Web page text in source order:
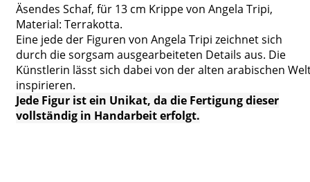
Äsendes Schaf, für 13 cm Krippe von Angela Tripi,
Material: Terrakotta.
Eine jede der Figuren von Angela Tripi zeichnet sich
durch die sorgsam ausgearbeiteten Details aus. Die
Künstlerin lässt sich dabei von der alten arabischen
inspirieren.
Jede Figur ist ein Unikat, da die Fertigung dieser
vollständig in Handarbeit erfolgt.